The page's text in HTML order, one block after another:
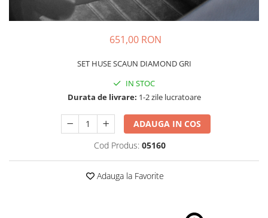
Husa Auto / Prelata Auto
Accesorii Interior Auto
Tavite Portbagaj Dedicate
651,00 RON
SET HUSE SCAUN DIAMOND GRI
IN STOC
Durata de livrare: 1-2 zile lucratoare
ADAUGA IN COS
Cod Produs: 05160
Adauga la Favorite